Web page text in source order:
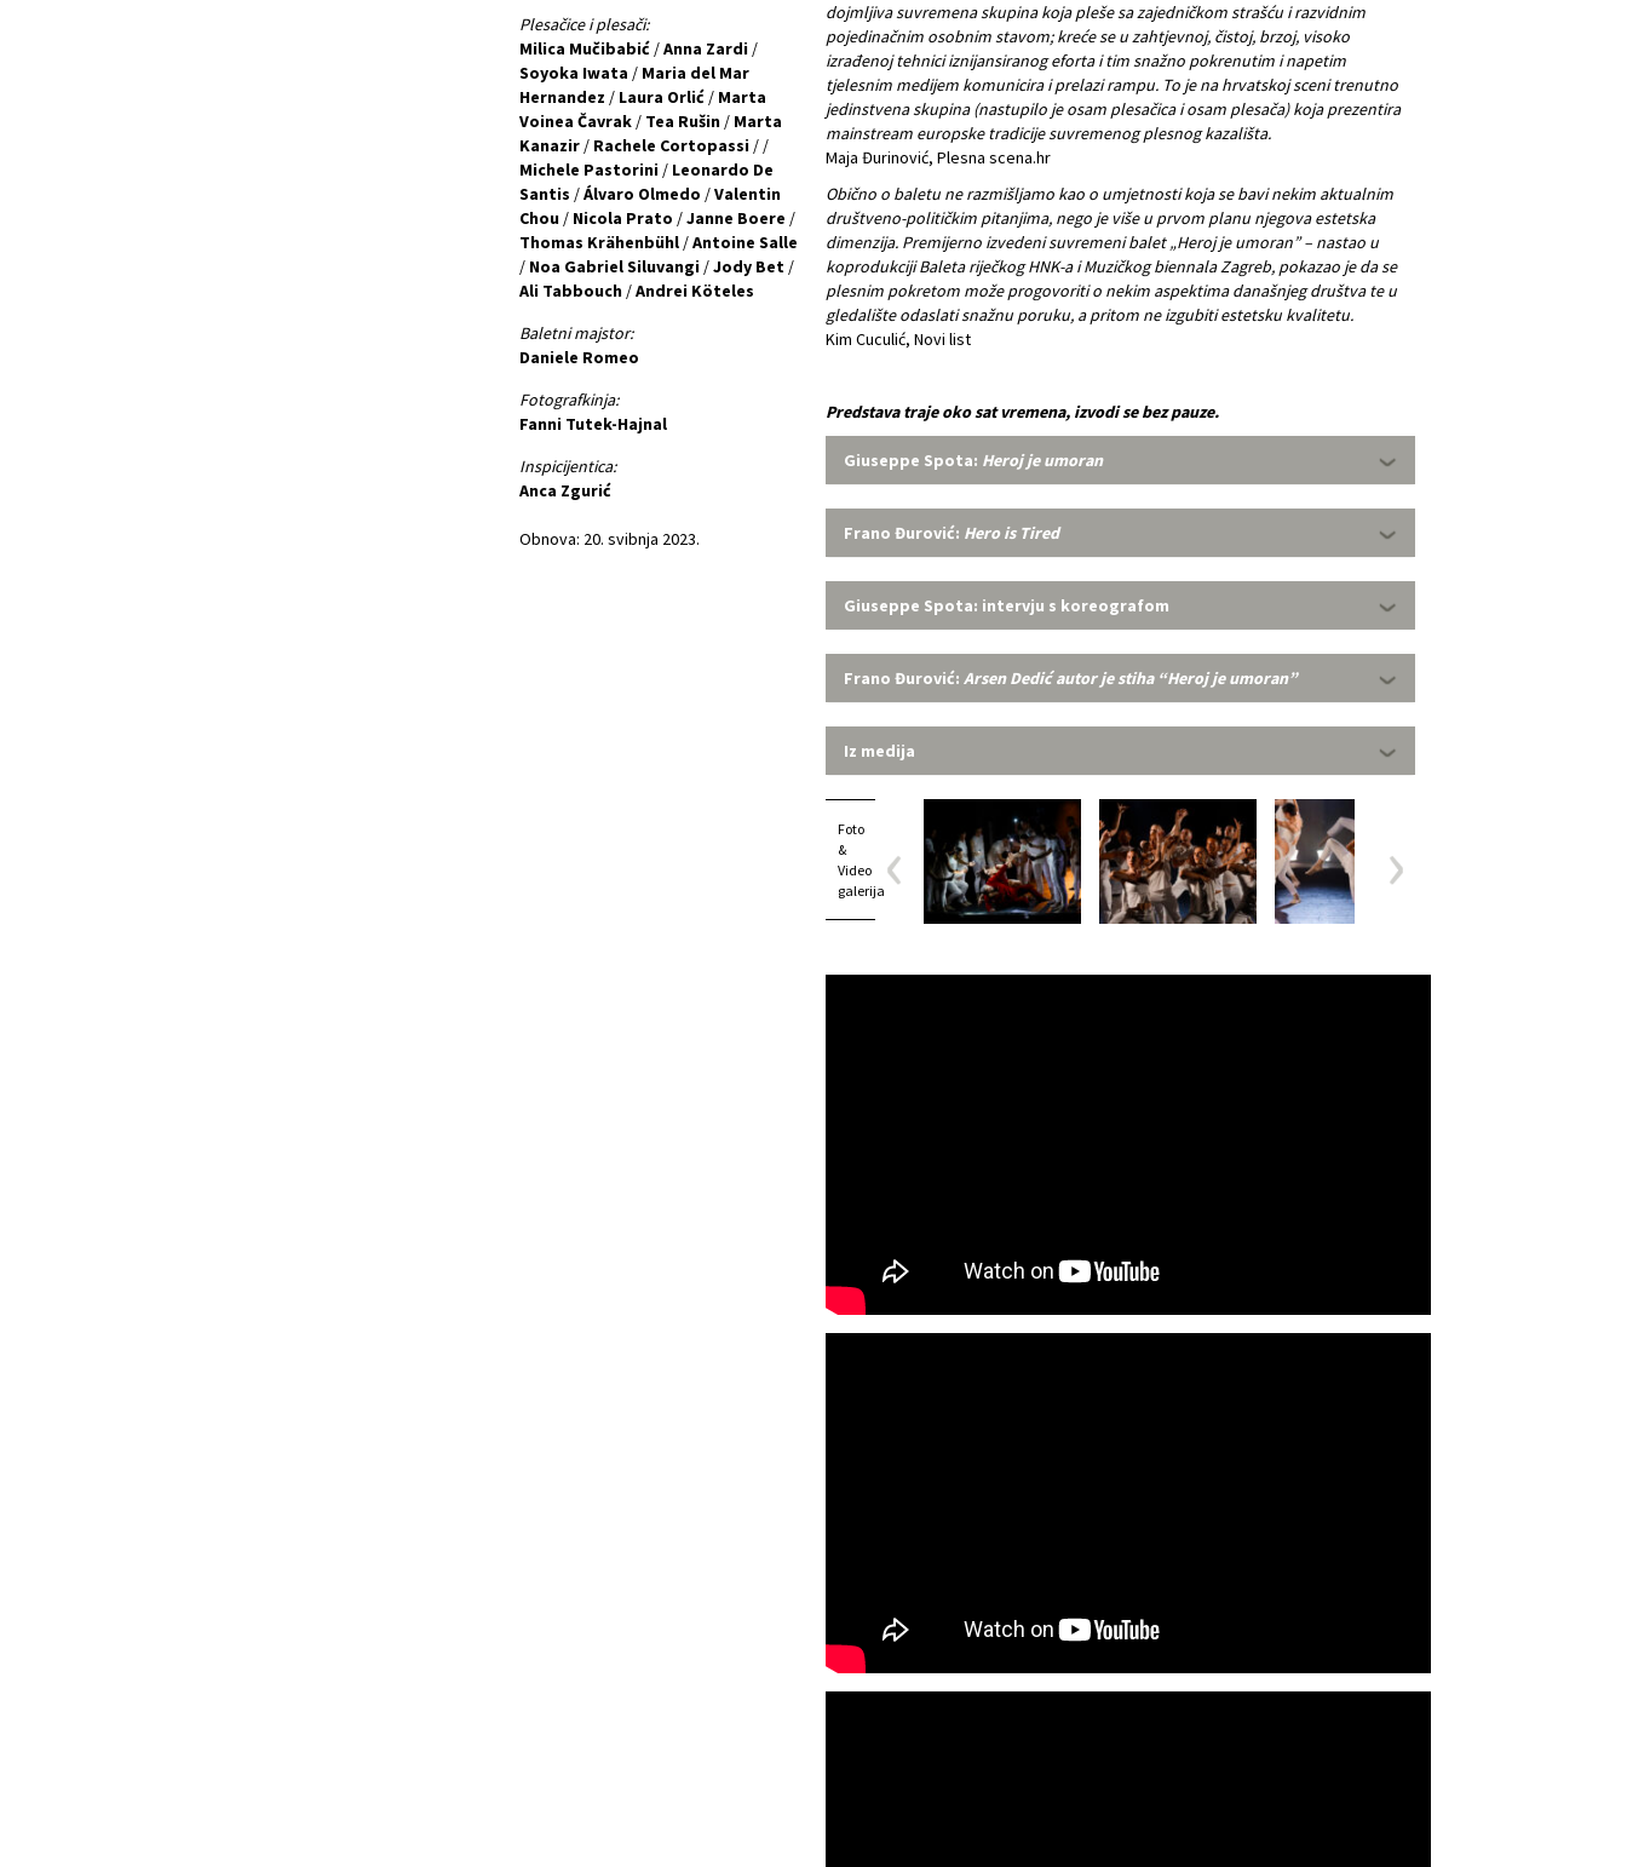
Plesačice i plesači:
Milica Mučibabić/Anna Zardi/
Soyoka Iwata / Maria del Mar
Hernandez / Laura Orlić/ Marta
Voinea Čavrak/ Tea Rušin/ Marta
Kanazir/ Rachele Cortopassi/ /
Michele Pastorini/ Leonardo De
Santis /Álvaro Olmedo /Valentin
Chou/ Nicola Prato /Janne Boere /
Thomas Krähenbühl/Antoine Salle
/ Noa Gabriel Siluvangi/Jody Bet/
Ali Tabbouch/Andrei Köteles
Baletni majstor:
Daniele Romeo
Fotografkinja:
Fanni Tutek-Hajnal
Inspicijentica:
Anca Zgurić
Obnova: 20. svibnja 2023.
dojmljiva suvremena skupina koja pleše sa zajedničkom strašću i razvidnim
pojedinačnim osobnim stavom; kreće se u zahtjevnoj, čistoj, brzoj, visoko
izrađenoj tehnici iznijansiranog eforta i tim snažno pokrenutim i napetim
tjelesnim medijem komunicira i prelazi rampu. To je na hrvatskoj sceni trenutno
jedinstvena skupina (nastupilo je osam plesačica i osam plesača) koja prezentira
mainstream europske tradicije suvremenog plesnog kazališta.
Maja Đurinović, Plesna scena.hr
Obično o baletu ne razmišljamo kao o umjetnosti koja se bavi nekim aktualnim
društveno-političkim pitanjima, nego je više u prvom planu njegova estetska
dimenzija. Premijerno izvedeni suvremeni balet „Heroj je umoran” – nastao u
koprodukciji Baleta riječkog HNK-a i Muzičkog biennala Zagreb, pokazao je da se
plesnim pokretom može progovoriti o nekim aspektima današnjeg društva te u
gledalište odaslati snažnu poruku, a pritom ne izgubiti estetsku kvalitetu.
Kim Cuculić, Novi list
Predstava traje oko sat vremena, izvodi se bez pauze.
Giuseppe Spota: Heroj je umoran
Frano Đurović: Hero is Tired
Giuseppe Spota: intervju s koreografom
Frano Đurović: Arsen Dedić autor je stiha “Heroj je umoran”
Iz medija
Foto
&
Video
galerija